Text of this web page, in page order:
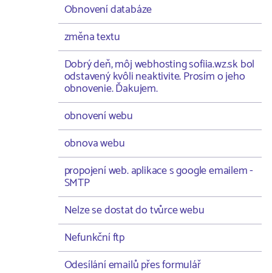
Obnovení databáze
změna textu
Dobrý deň, môj webhosting sofiia.wz.sk bol
odstavený kvôli neaktivite. Prosím o jeho
obnovenie. Ďakujem.
obnovení webu
obnova webu
propojení web. aplikace s google emailem -
SMTP
Nelze se dostat do tvůrce webu
Nefunkční ftp
Odesílání emailů přes formulář